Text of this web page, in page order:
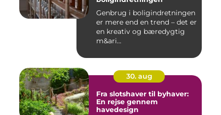
Genbrug i boligindretningen
er mere end en trend – det er
en kreativ og bæredygtig
m&ari...
30. aug
Fra slotshaver til byhaver:
En rejse gennem
havedesign